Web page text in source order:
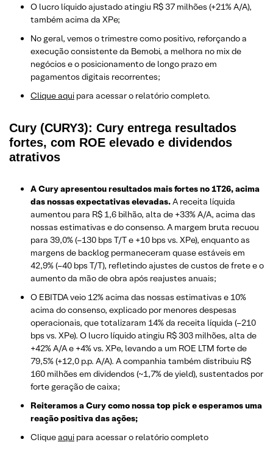
O lucro líquido ajustado atingiu R$ 37 milhões (+21% A/A),
também acima da XPe;
No geral, vemos o trimestre como positivo, reforçando a
execução consistente da Bemobi, a melhora no mix de
negócios e o posicionamento de longo prazo em
pagamentos digitais recorrentes;
Clique aqui para acessar o relatório completo.
Cury (CURY3): Cury entrega resultados
fortes, com ROE elevado e dividendos
atrativos
A Cury apresentou resultados mais fortes no 1T26, acima
das nossas expectativas elevadas.A receita líquida
aumentou para R$ 1,6 bilhão, alta de +33% A/A, acima das
nossas estimativas e do consenso. A margem bruta recuou
para 39,0% (–130 bps T/T e +10 bps vs. XPe), enquanto as
margens de backlog permaneceram quase estáveis em
42,9% (–40 bps T/T), refletindo ajustes de custos de frete e o
aumento da mão de obra após reajustes anuais;
O EBITDA veio 12% acima das nossas estimativas e 10%
acima do consenso, explicado por menores despesas
operacionais, que totalizaram 14% da receita líquida (–210
bps vs. XPe). O lucro líquido atingiu R$ 303 milhões, alta de
+42% A/A e +4% vs. XPe, levando a um ROE LTM forte de
79,5% (+12,0 p.p. A/A). A companhia também distribuiu R$
160 milhões em dividendos (~1,7% de yield), sustentados por
forte geração de caixa;
Reiteramos a Cury como nossa top pick e esperamos uma
reação positiva das ações;
Cliqueaqui para acessar o relatório completo